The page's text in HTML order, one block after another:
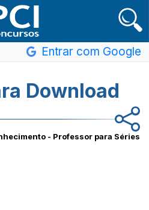
Entrar com Google
Download
- Professor para Séries